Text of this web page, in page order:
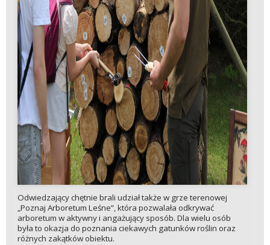
Odwiedzający chętnie brali udział także w grze terenowej
„Poznaj Arboretum Leśne”, która pozwalała odkrywać
arboretum w aktywny i angażujący sposób. Dla wielu osób
była to okazja do poznania ciekawych gatunków roślin oraz
różnych zakątków obiektu.